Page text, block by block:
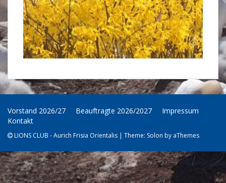
Vorstand 2026/27 Beauftragte 2026/2027
Impressum
Kontakt
LIONS CLUB - Aurich Frisia Orientalis | Theme: Solon by aThemes